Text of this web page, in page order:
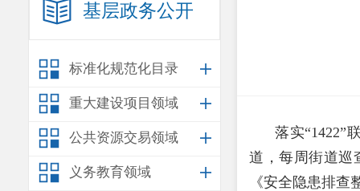
基层政务公开
标准化规范化目录
重大建设项目领域
公共资源交易领域
义务教育领域
落实“1422”
道，每周街道巡
《安全隐患排